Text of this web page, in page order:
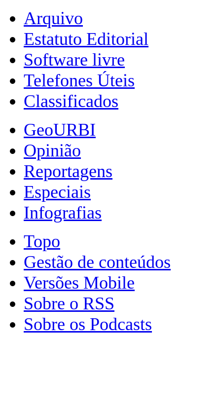
Arquivo
Estatuto Editorial
Software livre
Telefones Úteis
Classificados
GeoURBI
Opinião
Reportagens
Especiais
Infografias
Topo
Gestão de conteúdos
Versões Mobile
Sobre o RSS
Sobre os Podcasts